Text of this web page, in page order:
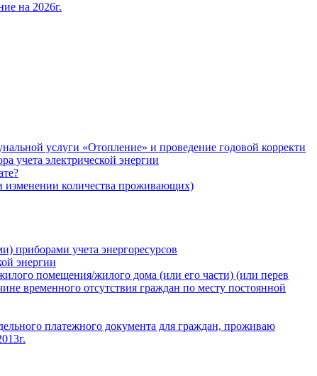
на 2026г.
услуги «Отопление» и проведение годовой корректи
учета электрической энергии
изменении количества проживающих)
приборами учета энергоресурсов
энергии
помещения/жилого дома (или его части) (или перев
временного отсутствия граждан по месту постоянной
платежного документа для граждан, проживаю